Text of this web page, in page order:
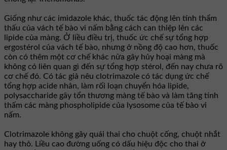
Giống như các imidazole khác, thuốc tác động lên tính thẩm
thấu của vách tế bào vi nấm bằng cách can thiệp lên các
lipide của màng. Ở liều điều trị, thuốc ức chế sự tổng hợp
ergostérol của vách tế bào, nhưng ở nồng độ cao hơn, thuốc
còn có thêm một cơ chế khác nữa gây hủy hoại màng mà
không có liên quan gì đến sự tổng hợp stérol, đến nay chưa rõ
cơ chế đó. Có tác giả nêu clotrimazole có tác dụng ức chế
tổng hợp acide nhân, làm rối loạn chuyển hóa lipide,
polysaccharide gây tổn thương màng tế bào và làm tăng tính
thấm các màng phospholipide của lysosome của tế bào vi
nấm.
Clotrimazole không gây quái thai cho chuột cống, chuột nhắt
hay thỏ. Liều cao đường uống có dấu hiệu độc cho thai ở